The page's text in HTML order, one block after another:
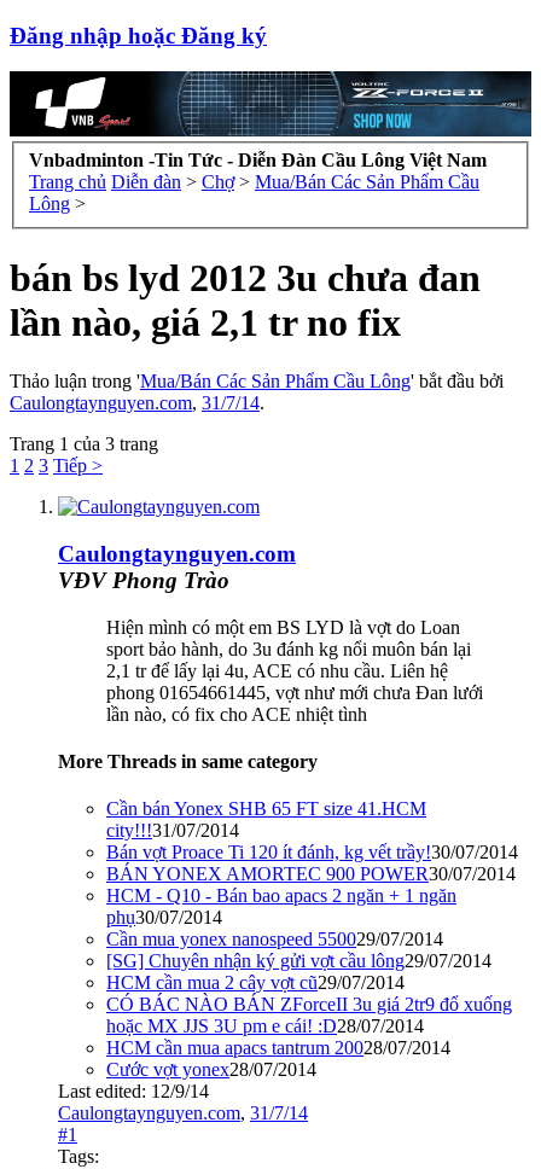
Đăng nhập hoặc Đăng ký
Vnbadminton -Tin Tức - Diễn Đàn Cầu Lông Việt Nam
Trang chủ Diễn đàn > Chợ > Mua/Bán Các Sản Phẩm Cầu
Lông >
bán bs lyd 2012 3u chưa đan
lần nào, giá 2,1 tr no fix
Thảo luận trong 'Mua/Bán Các Sản Phẩm Cầu Lông' bắt đầu bởi
Caulongtaynguyen.com, 31/7/14.
Trang 1 của 3 trang
1 2 3 Tiếp >
Caulongtaynguyen.com
VĐV Phong Trào
Hiện mình có một em BS LYD là vợt do Loan
sport bảo hành, do 3u đánh kg nổi muôn bán lại
2,1 tr để lấy lại 4u, ACE có nhu cầu. Liên hệ
phong 01654661445, vợt như mới chưa Đan lưới
lần nào, có fix cho ACE nhiệt tình
More Threads in same category
Cần bán Yonex SHB 65 FT size 41.HCM
city!!!31/07/2014
Bán vợt Proace Ti 120 ít đánh, kg vết trầy!30/07/2014
BÁN YONEX AMORTEC 900 POWER30/07/2014
HCM - Q10 - Bán bao apacs 2 ngăn + 1 ngăn
phụ30/07/2014
Cần mua yonex nanospeed 550029/07/2014
[SG] Chuyên nhận ký gửi vợt cầu lông29/07/2014
HCM cần mua 2 cây vợt cũ29/07/2014
CÓ BÁC NÀO BÁN ZForceII 3u giá 2tr9 đổ xuống
hoặc MX JJS 3U pm e cái! :D28/07/2014
HCM cần mua apacs tantrum 20028/07/2014
Cước vợt yonex28/07/2014
Last edited: 12/9/14
Caulongtaynguyen.com, 31/7/14
#1
Tags: